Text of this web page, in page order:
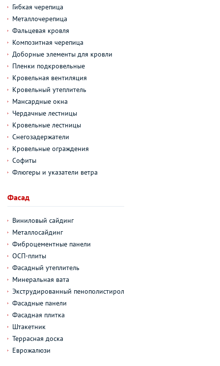
Гибкая черепица
Металлочерепица
Фальцевая кровля
Композитная черепица
Доборные элементы для кровли
Пленки подкровельные
Кровельная вентиляция
Кровельный утеплитель
Мансардные окна
Чердачные лестницы
Кровельные лестницы
Снегозадержатели
Кровельные ограждения
Софиты
Флюгеры и указатели ветра
Фасад
Виниловый сайдинг
Металлосайдинг
Фиброцементные панели
ОСП-плиты
Фасадный утеплитель
Минеральная вата
Экструдированный пенополистирол
Фасадные панели
Фасадная плитка
Штакетник
Террасная доска
Еврожалюзи